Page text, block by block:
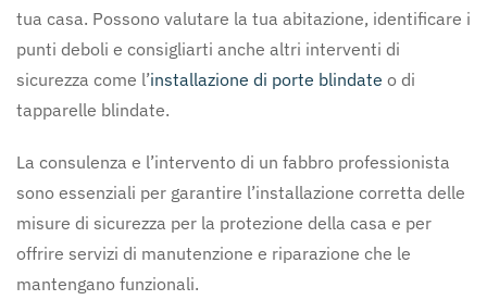
tua casa. Possono valutare la tua abitazione, identificare i
punti deboli e consigliarti anche altri interventi di
sicurezza come l’installazione di porte blindate o di
tapparelle blindate.
La consulenza e l’intervento di un fabbro professionista
sono essenziali per garantire l’installazione corretta delle
misure di sicurezza per la protezione della casa e per
offrire servizi di manutenzione e riparazione che le
mantengano funzionali.